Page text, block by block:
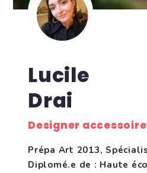
Lucile
Drai
Designer
Prépa Art 2013,
Diplomé.e de : Haute